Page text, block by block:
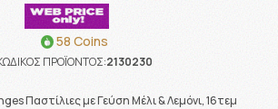
58 Coins
ΠΡΟΪΟΝΤΟΣ:2130230
Παστίλιες με Γεύση Μέλι & Λεμόνι, 16τεμ